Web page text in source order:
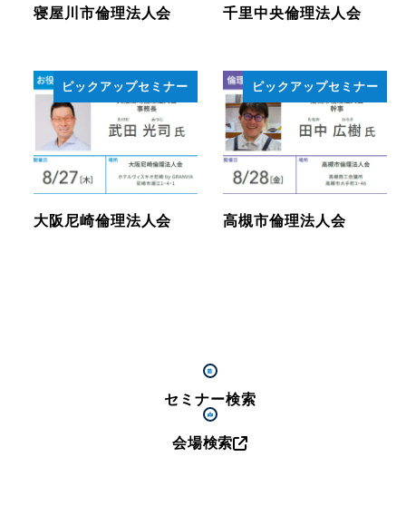
寝屋川市倫理法人会 千里中央倫理法人会
ピックアップセミナー
大阪尼崎倫理法人会
ピックアップセミナー
高槻市倫理法人会
セミナー検索
会場検索